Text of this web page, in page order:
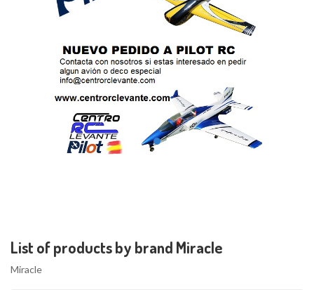
List of products by brand Miracle
Miracle